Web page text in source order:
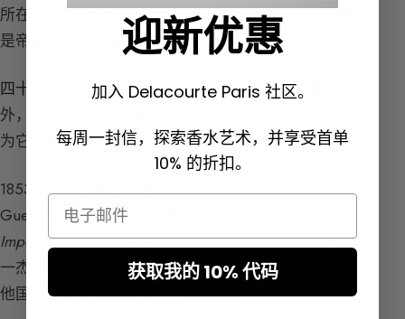
所在。从拿破仑到欧仁妮皇后，对个人香氛的极度偏爱
是帝国风范的显著特征。
四十升：
这是拿破仑每月平均使用的古龙水用量。此
外，他在每次战役前都会饮用古龙水，因为当时人们认
为它具有治疗功效——尽管这种功效相当虚幻。
1853年，法国著名调香师Pierre François Pascal
Guerlain为欧仁妮皇后调制了一款
Impériale。瓶身上甚至刻有皇帝的标志：蜜蜂。凭借这
一杰作，他获得了”陛下御用调香师”的称号。他还为其
他国家的皇室宫廷创作了多款香水。
迎新优惠
加入 Delacourte Paris 社区。
每周一封信，探索香水艺术，并享受首单
10% 的折扣。
Email
获取我的 10% 代码